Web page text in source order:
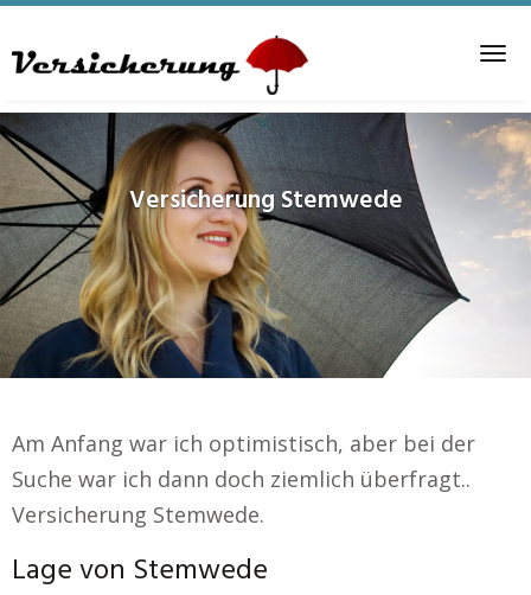
to
content
VersicherungStemwede
Am Anfang war ich optimistisch, aber bei der
Suche war ich dann doch ziemlich überfragt..
Versicherung Stemwede.
Lage von Stemwede